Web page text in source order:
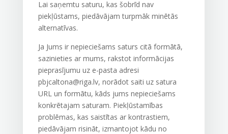
Lai saņemtu saturu, kas šobrīd nav
piekļūstams, piedāvājam turpmāk minētās
alternatīvas.
Ja Jums ir nepieciešams saturs citā formātā,
sazinieties ar mums, rakstot informācijas
pieprasījumu uz e-pasta adresi
pbjcaltona@riga.lv, norādot saiti uz satura
URL un formātu, kāds jums nepieciešams
konkrētajam saturam. Piekļūstamības
problēmas, kas saistītas ar kontrastiem,
piedāvājam risināt, izmantojot kādu no